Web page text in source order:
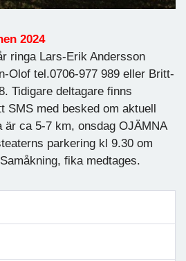
2024
ringa Lars-Erik Andersson
Olof tel.0706-977 989 eller Britt-
Tidigare deltagare finns
SMS med besked om aktuell
är ca 5-7 km, onsdag OJÄMNA
parkering kl 9.30 om
Samåkning, fika medtages.